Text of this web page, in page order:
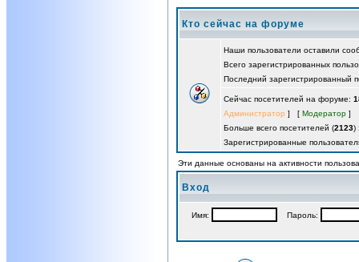
Кто сейчас на форуме
Наши пользователи оставили
Всего зарегистрированных
Последний зарегистрированный
Сейчас посетителей на форуме:
Администратор ] [ Модератор ]
Больше всего посетителей (2123)
Зарегистрированные
Эти данные основаны на активности
Вход
Имя: Пароль: